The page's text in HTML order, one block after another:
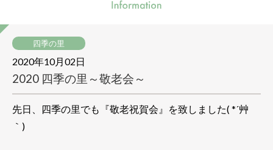
四季の里
2020年10月02日
2020 四季の里～敬老会～
先日、四季の里でも『敬老祝賀会』を致しました( *´艸
｀)